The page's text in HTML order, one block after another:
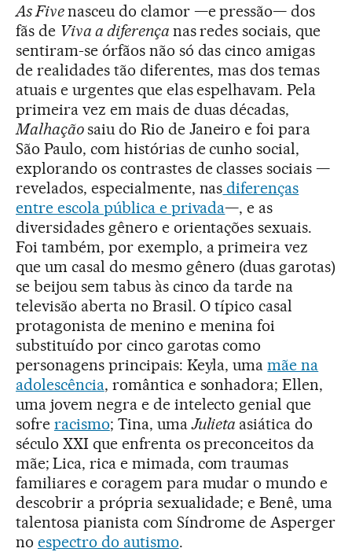
As Fivenasceu do clamor —e pressão— dos
fãs de Viva a diferença nas redes sociais, que
sentiram-se órfãos não só das cinco amigas
de realidades tão diferentes, mas dos temas
atuais e urgentes que elas espelhavam. Pela
primeira vez em mais de duas décadas,
Malhaçãosaiu do Rio de Janeiro e foi para
São Paulo, com histórias de cunho social,
explorando os contrastes de classes sociais —
revelados, especialmente, nas diferenças
entre escola pública e privada—, e as
diversidades gênero e orientações sexuais.
Foi também, por exemplo, a primeira vez
que um casal do mesmo gênero (duas garotas)
se beijou sem tabus às cinco da tarde na
televisão aberta no Brasil. O típico casal
protagonista de menino e menina foi
substituído por cinco garotas como
personagens principais: Keyla, umamãe na
adolescência, romântica e sonhadora; Ellen,
uma jovem negra e de intelecto genial que
sofre racismo; Tina, umaJulieta asiática do
século XXI que enfrenta os preconceitos da
mãe; Lica, rica e mimada, com traumas
familiares e coragem para mudar o mundo e
descobrir a própria sexualidade; e Benê, uma
talentosa pianista com Síndrome de Asperger
no espectro do autismo.